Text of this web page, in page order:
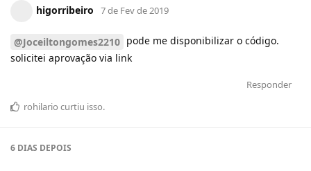
higorribeiro 7 de Fev de 2019
@Joceiltongomes2210 pode me disponibilizar o código.
solicitei aprovação via link
Responder
rohilario curtiu isso.
6 DIAS DEPOIS